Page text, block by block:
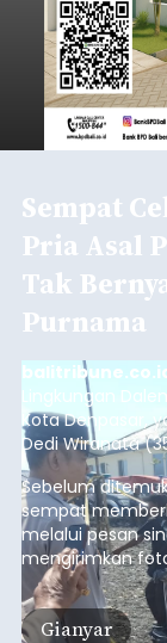
Sempat
Pria Asal
Tak
Purnama
Lingkungan
Kota Denpasar,
Dedi Wiranata
pesisir Pantai
Sebelum
sempat
melalui pesan
mengirimkan
istrinya.
Gianyar